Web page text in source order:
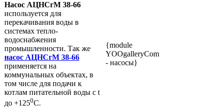
Насос АЦНСгМ 38-66
используется для
перекачивания воды в
системах тепло-
водоснабжения
промышленности. Так же
насос АЦНСгМ 38-66
применяется на
коммунальных объектах, в
том числе для подачи к
котлам питательной воды с t
до +1250C.
{module
YOOgalleryCom
- насосы}